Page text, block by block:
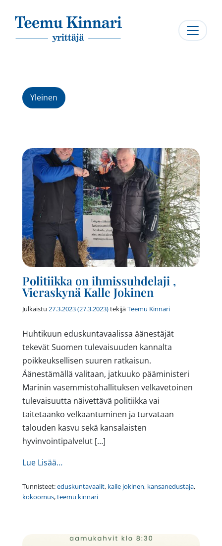
Päävalikko
Yleinen
Politiikka on ihmissuhdelaji ,
Vieraskynä Kalle Jokinen
Julkaistu 27.3.2023(27.3.2023)tekijäTeemu Kinnari
Huhtikuun eduskuntavaalissa äänestäjät
tekevät Suomen tulevaisuuden kannalta
poikkeuksellisen suuren ratkaisun.
Äänestämällä valitaan, jatkuuko pääministeri
Marinin vasemmistohallituksen velkavetoinen
tulevaisuutta näivettävä politiikka vai
taitetaanko velkaantuminen ja turvataan
talouden kasvu sekä kansalaisten
hyvinvointipalvelut […]
Lue Lisää…from Politiikka on ihmissuhdelaji ,
Tunnisteet:eduskuntavaalit, kalle jokinen, kansanedustaja,
kokoomus,teemu kinnari